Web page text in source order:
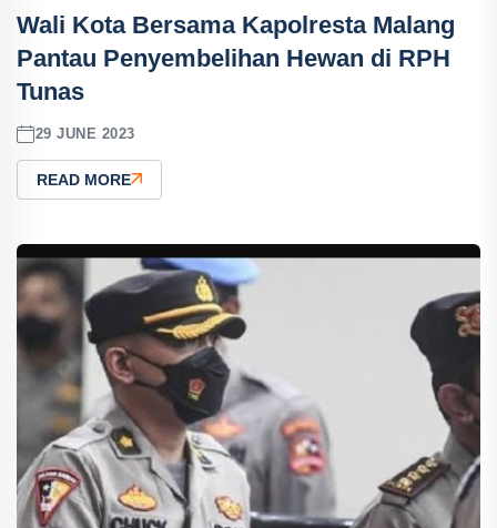
Wali Kota Bersama Kapolresta Malang
Pantau Penyembelihan Hewan di RPH
Tunas
29 JUNE 2023
READ MORE